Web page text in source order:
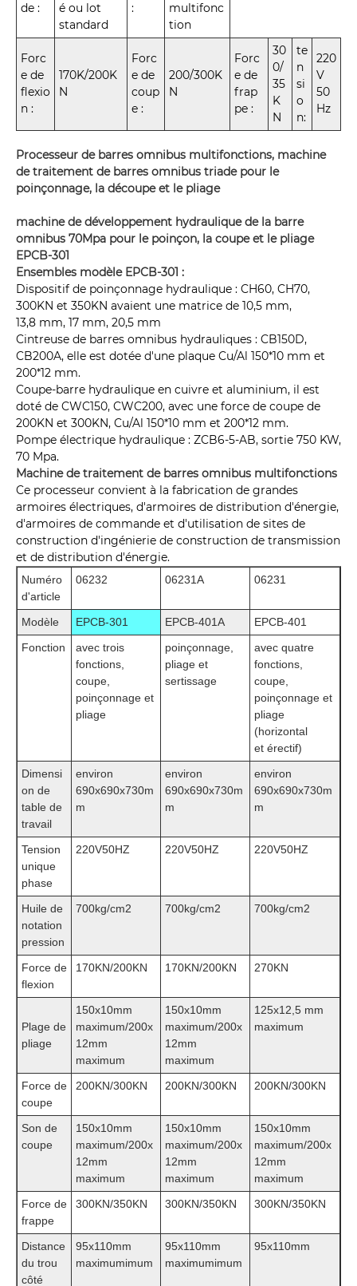
de :
é ou lot
standard
:
multifonc
tion
Forc
e de
flexio
n :
170K/200K
N
Forc
e de
coup
e :
200/300K
N
Forc
e de
frap
pe :
30
0/
35
K
N
te
n
si
o
n:
220
V
50
Hz
Processeur de barres omnibus multifonctions, machine
de traitement de barres omnibus triade pour le
poinçonnage, la découpe et le pliage
machine de développement hydraulique de la barre
omnibus 70Mpa pour le poinçon, la coupe et le pliage
EPCB-301
Ensembles modèle EPCB-301 :
Dispositif de poinçonnage hydraulique : CH60, CH70,
300KN et 350KN avaient une matrice de 10,5 mm,
13,8 mm, 17 mm, 20,5 mm
Cintreuse de barres omnibus hydrauliques : CB150D,
CB200A, elle est dotée d'une plaque Cu/Al 150*10 mm et
200*12 mm.
Coupe-barre hydraulique en cuivre et aluminium, il est
doté de CWC150, CWC200, avec une force de coupe de
200KN et 300KN, Cu/Al 150*10 mm et 200*12 mm.
Pompe électrique hydraulique : ZCB6-5-AB, sortie 750 KW,
70 Mpa.
Machine de traitement de barres omnibus multifonctions
Ce processeur convient à la fabrication de grandes
armoires électriques, d'armoires de distribution d'énergie,
d'armoires de commande et d'utilisation de sites de
construction d'ingénierie de construction de transmission
et de distribution d'énergie.
Numéro
d'article
06232 06231A 06231
Modèle EPCB-301 EPCB-401A
EPCB-401
Fonction
avec trois
fonctions,
coupe,
poinçonnage et
pliage
poinçonnage,
pliage et
sertissage
avec quatre
fonctions,
coupe,
poinçonnage et
pliage
(horizontal
et érectif)
Dimensi
on de
table de
travail
environ
690x690x730m
m
environ
690x690x730m
m
environ
690x690x730m
m
Tension
unique
phase
220V50HZ 220V50HZ 220V50HZ
Huile de
notation
pression
700kg/cm2 700kg/cm2 700kg/cm2
Force de
flexion
170KN/200KN 170KN/200KN 270KN
Plage de
pliage
150x10mm
maximum/200x
12mm
maximum
150x10mm
maximum/200x
12mm
maximum
125x12,5 mm
maximum
Force de
coupe
200KN/300KN 200KN/300KN 200KN/300KN
Son de
coupe
150x10mm
maximum/200x
12mm
maximum
150x10mm
maximum/200x
12mm
maximum
150x10mm
maximum/200x
12mm
maximum
Force de
frappe
300KN/350KN 300KN/350KN 300KN/350KN
Distance
du trou
côté
95x110mm
maximumimum
95x110mm
maximumimum
95x110mm